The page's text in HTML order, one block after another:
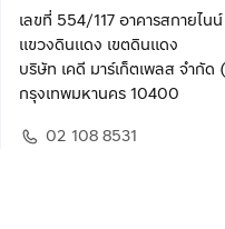
เลขที่ 554/117 อาคารสกายไ
แขวงดินแดง เขตดินแดง
บริษัท เคดี มาร์เก็ตเพลส จำกั
กรุงเทพมหานคร 10400
02 108 8531